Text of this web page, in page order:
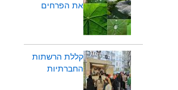
את הפרחים
קללת הרשתות
החברתיות